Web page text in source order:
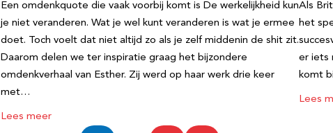
Een omdenkquote die vaak voorbij komt is De werkelijkheid kun
je niet veranderen. Wat je wel kunt veranderen is wat je ermee
doet. Toch voelt dat niet altijd zo als je zelf middenin de shit zit.
Daarom delen we ter inspiratie graag het bijzondere
omdenkverhaal van Esther. Zij werd op haar werk drie keer
met…
Lees meer
Als
het
er iets
komt
Lees